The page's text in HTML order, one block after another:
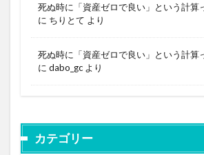
死ぬ時に「資産ゼロで良い」という計算
に ちりとて より
死ぬ時に「資産ゼロで良い」という計算
に dabo_gc より
カテゴリー